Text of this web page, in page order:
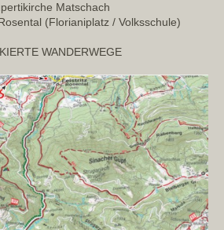
Matschach
(Florianiplatz / Volksschule)
WANDERWEGE